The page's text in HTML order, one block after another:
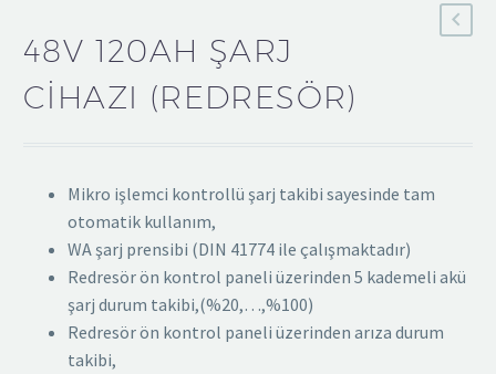
48V 120AH ŞARJ
CIHAZI (REDRESÖR)
Mikro işlemci kontrollü şarj takibi sayesinde tam
otomatik kullanım,
WA şarj prensibi (DIN 41774 ile çalışmaktadır)
Redresör ön kontrol paneli üzerinden 5 kademeli akü
şarj durum takibi,(%20,…,%100)
Redresör ön kontrol paneli üzerinden arıza durum
takibi,